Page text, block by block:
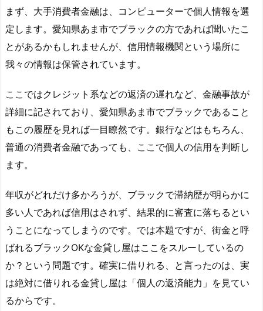
まず、大手消費者金融は、コンピューターで個人情報を選
定します。愛知県あま市でブラックの方であれば聞いたこ
とがあるかもしれませんが、信用情報機関という場所に
我々の情報は保管されています。
ここではクレジット系などの返済の遅れなど、金融事故が
詳細に記されており、愛知県あま市でブラックであること
もこの履歴を見れば一目瞭然です。銀行などはもちろん、
普通の消費者金融であっても、ここで個人の信用を判断し
ます。
年収がどれだけ多かろうが、ブラックで滞納歴が明らかに
多い人であれば信用はされず、結果的に審査に落ちるとい
うことになってしまうのです。では本題ですが、街金と呼
ばれるブラックOKな金貸し屋はここをスルーしているの
か？という問題です。確実に借りれる、と言ったのは、実
は絶対に借りれる金貸し屋は「個人の返済能力」を見てい
るからです。